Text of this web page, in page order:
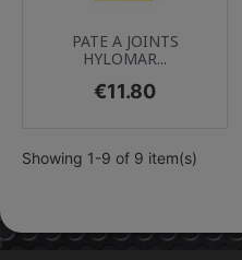
PATE A JOINTS
HYLOMAR...
Price
€11.80
Showing 1-9 of 9 item(s)